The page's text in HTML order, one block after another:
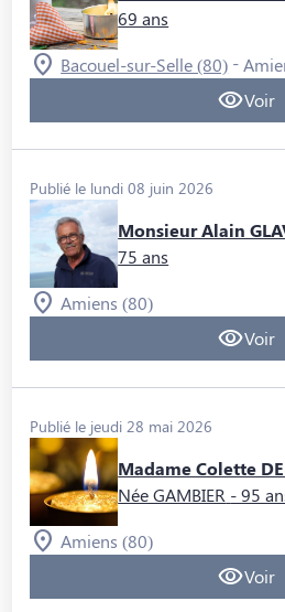
69 ans
Bacouel-sur-Selle (80) -
Voir
Publié le lundi 08 juin 2026
Monsieur Alain
75 ans
Amiens (80)
Voir
Publié le jeudi 28 mai 2026
Madame Colette
Née GAMBIER - 95
Amiens (80)
Voir